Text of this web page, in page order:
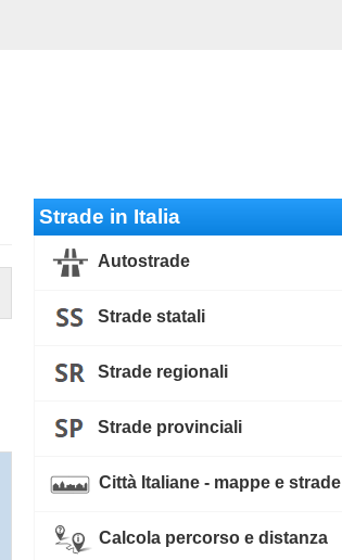
Strade in Italia
Autostrade
Strade statali
Strade regionali
Strade provinciali
Città Italiane - mappe e strade
Calcola percorso e distanza